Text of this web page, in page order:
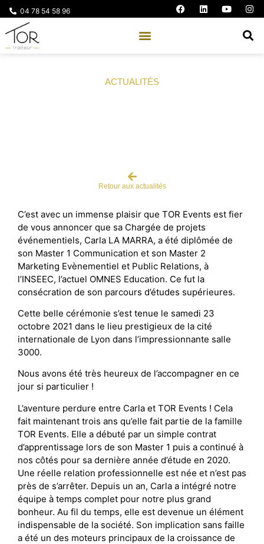
04 78 54 58 96
ACTUALITÉS
Retour aux actualités
C’est avec un immense plaisir que TOR Events est fier
de vous annoncer que sa Chargée de projets
événementiels, Carla LA MARRA, a été diplômée de
son Master 1 Communication et son Master 2
Marketing Evènementiel et Public Relations, à
l’INSEEC, l’actuel OMNES Education. Ce fut la
consécration de son parcours d’études supérieures.
Cette belle cérémonie s’est tenue le samedi 23
octobre 2021 dans le lieu prestigieux de la cité
internationale de Lyon dans l’impressionnante salle
3000.
Nous avons été très heureux de l’accompagner en ce
jour si particulier !
L’aventure perdure entre Carla et TOR Events ! Cela
fait maintenant trois ans qu’elle fait partie de la famille
TOR Events. Elle a débuté par un simple contrat
d’apprentissage lors de son Master 1 puis a continué à
nos côtés pour sa dernière année d’étude en 2020.
Une réelle relation professionnelle est née et n’est pas
près de s’arrêter. Depuis un an, Carla a intégré notre
équipe à temps complet pour notre plus grand
bonheur. Au fil du temps, elle est devenue un élément
indispensable de la société. Son implication sans faille
a été un des moteurs principaux de la croissance de